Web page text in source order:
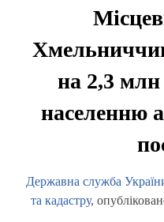
на 2,3 млн
населенню
Державна служба України
та кадастру,